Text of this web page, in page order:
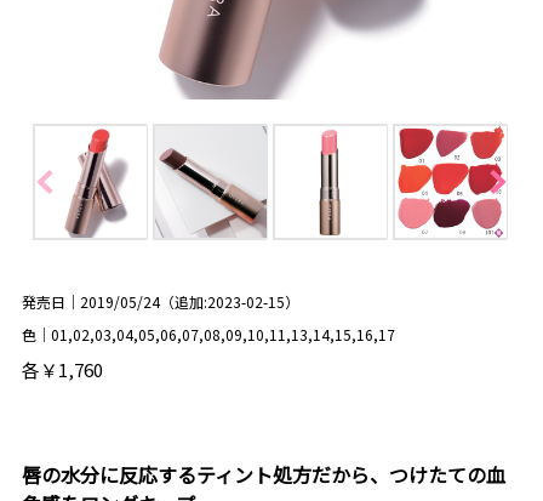
発売日｜2019/05/24（追加:2023-02-15）
色｜01,02,03,04,05,06,07,08,09,10,11,13,14,15,16,17
各￥1,760
唇の水分に反応するティント処方だから、つけたての血